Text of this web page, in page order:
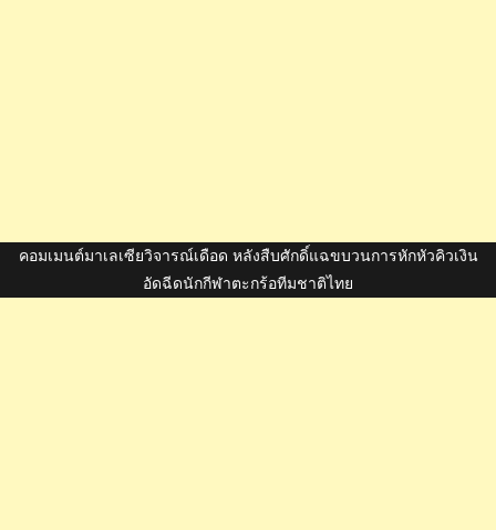
คอมเมนต์มาเลเซียวิจารณ์เดือด หลังสืบศักดิ์แฉขบวนการหักหัวคิวเงิน
อัดฉีดนักกีฬาตะกร้อทีมชาติไทย